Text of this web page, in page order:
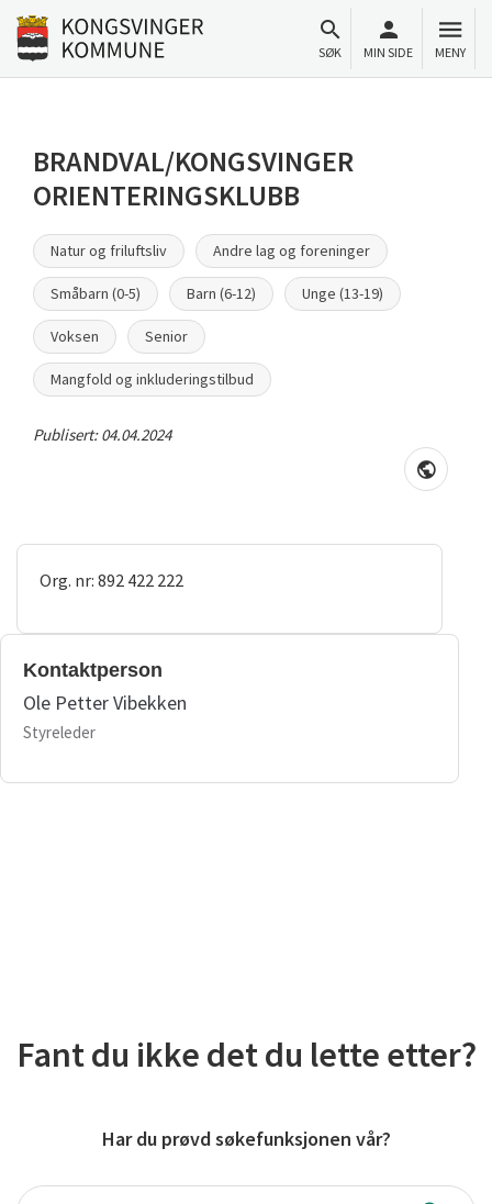
Til innhold
Gå til forsiden
SØK MIN SIDE MENY
BRANDVAL/KONGSVINGER
ORIENTERINGSKLUBB
Natur og friluftsliv Andre lag og foreninger
Småbarn (0-5) Barn (6-12) Unge (13-19)
Voksen Senior
Mangfold og inkluderingstilbud
Publisert:04.04.2024
Org. nr: 892 422 222
Kontaktperson
Ole Petter Vibekken
Styreleder
Fant du ikke det du lette etter?
Har du prøvd søkefunksjonen vår?